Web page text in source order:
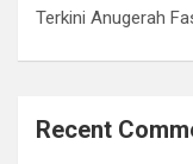
Terkini Anugerah
Recent